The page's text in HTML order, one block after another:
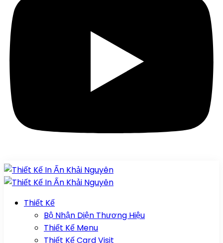
Thiết Kế
Bộ Nhận Diện Thương Hiệu
Thiết Kế Menu
Thiết Kế Card Visit